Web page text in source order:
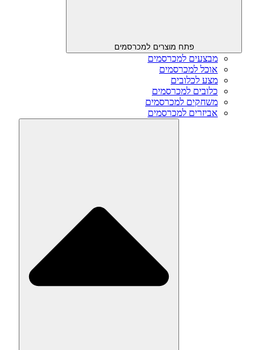
פתח מוצרים למכרסמים
מבצעים למכרסמים
אוכל למכרסמים
מצע לכלובים
כלובים למכרסמים
משחקים למכרסמים
אביזרים למכרסמים